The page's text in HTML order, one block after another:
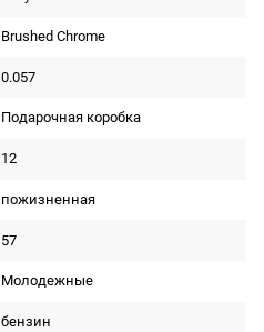
Brushed Chrome
0.057
Подарочная коробка
12
пожизненная
57
Молодежные
бензин